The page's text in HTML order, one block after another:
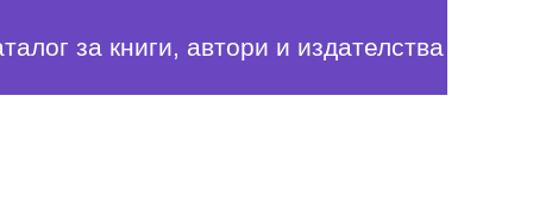
за книги, автори и издателства